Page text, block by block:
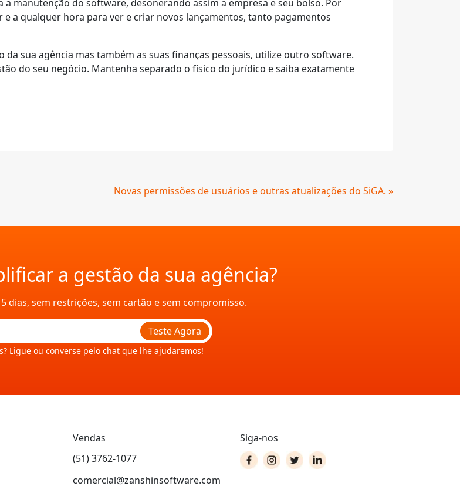
a manutenção do software, desonerando assim a empresa e seu bolso. Por
a qualquer hora para ver e criar novos lançamentos, tanto pagamentos
sua agência mas também as suas finanças pessoais, utilize outro software.
do seu negócio. Mantenha separado o físico do jurídico e saiba exatamente
Novas permissões de usuários e outras atualizações do SiGA. »
a gestão da sua agência?
dias, sem restrições, sem cartão e sem compromisso.
Teste Agora
Ligue ou converse pelo chat que lhe ajudaremos!
Vendas
(51) 3762-1077
comercial@zanshinsoftware.com
Siga-nos